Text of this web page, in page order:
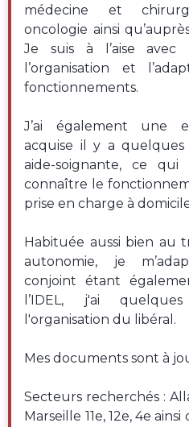
médecine et
oncologie ainsi
Je suis à l’aise avec
l’organisation et
fonctionnements.
J’ai également une
acquise il y a quelques
aide-soignante, ce
connaître le
prise en charge à
Habituée aussi bien au
autonomie, je
conjoint étant
l’IDEL, j'ai
l'organisation du libéral.
Mes documents sont à
Secteurs recherchés :
Marseille 11e, 12e, 4e